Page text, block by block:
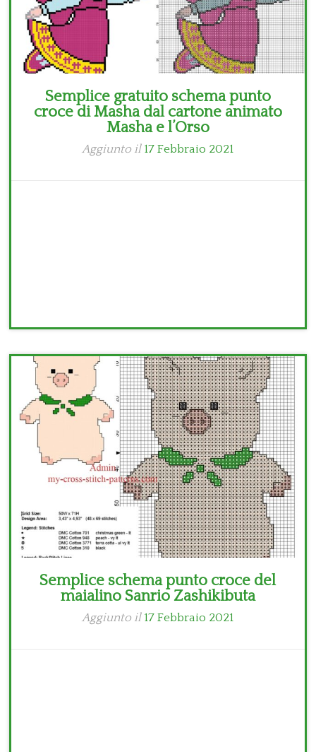
Semplice gratuito schema punto
croce di Masha dal cartone animato
Masha e l’Orso
Aggiunto il 17 Febbraio 2021
Semplice schema punto croce del
maialino Sanrio Zashikibuta
Aggiunto il 17 Febbraio 2021